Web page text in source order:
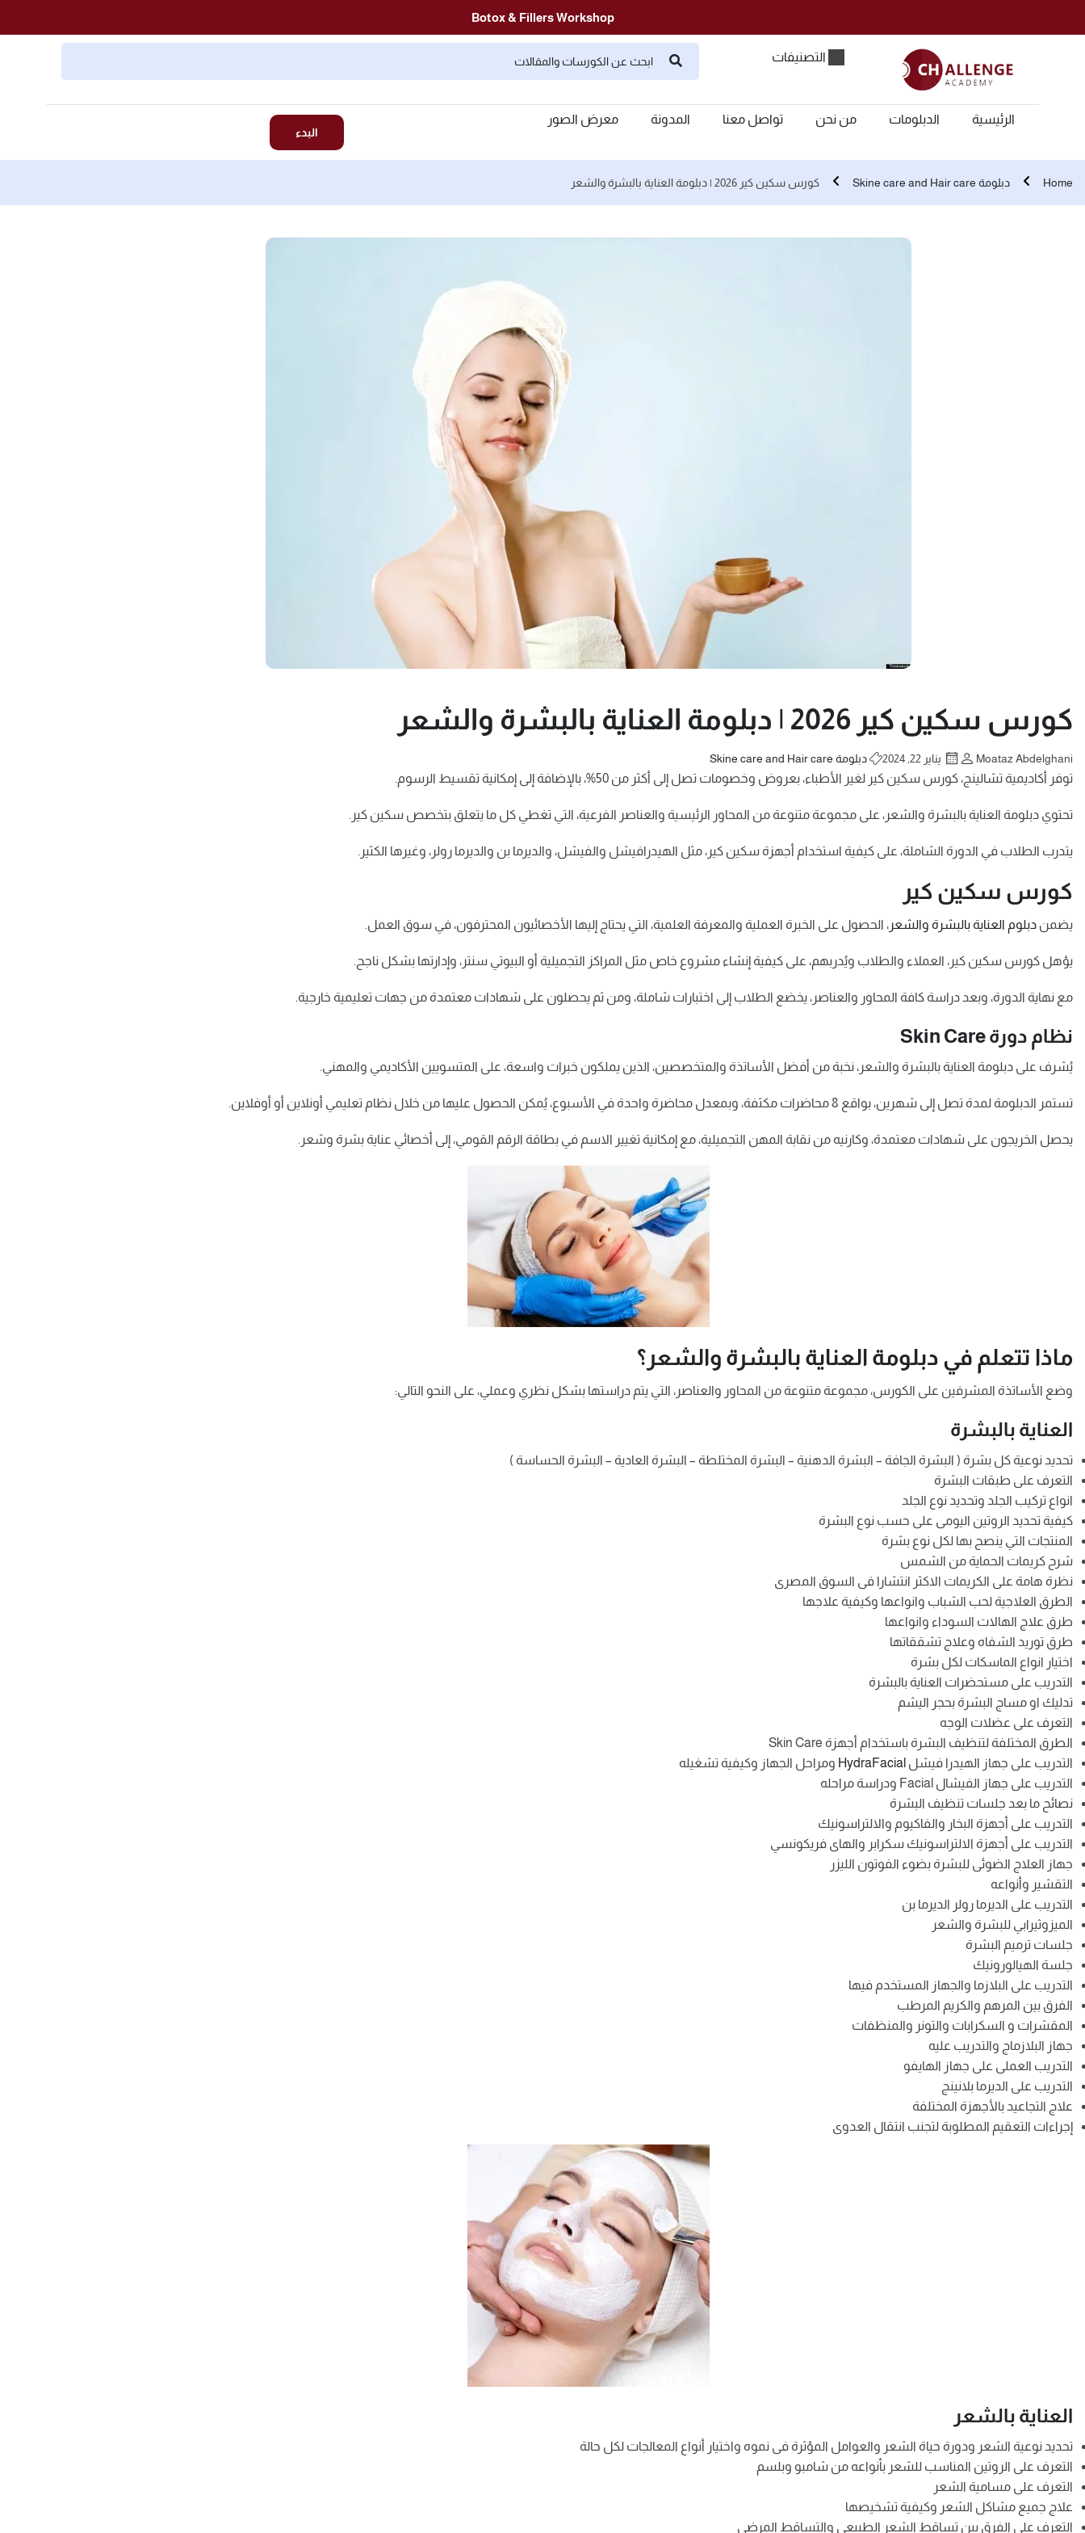
Botox & Fillers Workshop
التصنيفات
الرئيسية الدبلومات من نحن تواصل معنا المدونة معرض الصور
البدء
Home دبلومة Skine care and Hair care كورس سكين كير 2026 | دبلومة العناية بالبشرة والشعر
كورس سكين كير 2026 | دبلومة العناية بالبشرة والشعر
Moataz Abdelghani يناير 22, 2024 دبلومة Skine care and Hair care
توفر أكاديمية تشالينج، كورس سكين كير لغير الأطباء، بعروض وخصومات تصل إلى أكثر من 50%، بالإضافة إلى إمكانية تقسيط الرسوم.
تحتوي دبلومة العناية بالبشرة والشعر، على مجموعة متنوعة من المحاور الرئيسية والعناصر الفرعية، التي تغطي كل ما يتعلق بتخصص سكين كير.
يتدرب الطلاب في الدورة الشاملة، على كيفية استخدام أجهزة سكين كير، مثل الهيدرافيشل والفيشل، والديرما بن والديرما رولر، وغيرها الكثير.
كورس سكين كير
يضمن دبلوم العناية بالبشرة والشعر ، الحصول على الخبرة العملية والمعرفة العلمية، التي يحتاج إليها الأخصائيون المحترفون، في سوق العمل.
يؤهل كورس سكين كير، العملاء والطلاب ويُدربهم، على كيفية إنشاء مشروع خاص مثل المراكز التجميلية أو البيوتي سنتر، وإدارتها بشكل ناجح.
مع نهاية الدورة، وبعد دراسة كافة المحاور والعناصر، يخضع الطلاب إلى اختبارات شاملة، ومن ثم يحصلون على شهادات معتمدة من جهات تعليمية خارجية.
نظام دورة Skin Care
يُشرف على دبلومة العناية بالبشرة والشعر، نخبة من أفضل الأساتذة والمتخصصين، الذين يملكون خبرات واسعة، على المتسويين الأكاديمي والمهني.
تستمر الدبلومة لمدة تصل إلى شهرين، بواقع 8 محاضرات مكثفة، وبمعدل محاضرة واحدة في الأسبوع، يُمكن الحصول عليها من خلال نظام تعليمي أونلاين أو أوفلاين.
يحصل الخريجون على شهادات معتمدة، وكارنيه من نقابة المهن التجميلية، مع إمكانية تغيير الاسم في بطاقة الرقم القومي، إلى أخصائي عناية بشرة وشعر.
ماذا تتعلم في دبلومة العناية بالبشرة والشعر؟
وضع الأساتذة المشرفين على الكورس، مجموعة متنوعة من المحاور والعناصر، التي يتم دراستها بشكل نظري وعملي، على النحو التالي:
العناية بالبشرة
تحديد نوعية كل بشرة ( البشرة الجافة – البشرة الدهنية – البشرة المختلطة – البشرة العادية – البشرة الحساسة )
التعرف على طبقات البشرة
انواع تركيب الجلد وتحديد نوع الجلد
كيفية تحديد الروتين اليومى على حسب نوع البشرة
المنتجات التي ينصح بها لكل نوع بشرة
شرح كريمات الحماية من الشمس
نظرة هامة على الكريمات الاكثر انتشارا فى السوق المصرى
الطرق العلاجية لحب الشباب وانواعها وكيفية علاجها
طرق علاج الهالات السوداء وانواعها
طرق توريد الشفاه وعلاج تشققاتها
اختيار انواع الماسكات لكل بشرة
التدريب على مستحضرات العناية بالبشرة
تدليك او مساج البشرة بحجر اليشم
التعرف على عضلات الوجه
الطرق المختلفة لتنظيف البشرة باستخدام أجهزة Skin Care
التدريب على جهاز الهيدرا فيشل HydraFacial ومراحل الجهاز وكيفية تشغيله
التدريب على جهاز الفيشال Facial ودراسة مراحله
نصائح ما بعد جلسات تنظيف البشرة
التدريب على أجهزة البخار والفاكيوم والالتراسونيك
التدريب على أجهزة الالتراسونيك سكرابر والهاى فريكونسي
جهاز العلاج الضوئى للبشرة بضوء الفوتون الليزر
التقشير وأنواعه
التدريب على الديرما رولر الديرما بن
الميزوثيرابي للبشرة والشعر
جلسات ترميم البشرة
جلسة الهيالورونيك
التدريب على البلازما والجهاز المستخدم فيها
الفرق بين المرهم والكريم المرطب
المقشرات و السكرابات والتونر والمنظفات
جهاز البلازماج والتدريب عليه
التدريب العملى على جهاز الهايفو
التدريب على الديرما بلانينج
علاج التجاعيد بالأجهزة المختلفة
إجراءات التعقيم المطلوبة لتجنب انتقال العدوى
العناية بالشعر
تحديد نوعية الشعر ودورة حياة الشعر والعوامل المؤثرة فى نموه واختيار أنواع المعالجات لكل حالة
التعرف على الروتين المناسب للشعر بأنواعه من شامبو وبلسم
التعرف على مسامية الشعر
علاج جميع مشاكل الشعر وكيفية تشخيصها
التعرف على الفرق بين تساقط الشعر الطبيعى والتساقط المرضى